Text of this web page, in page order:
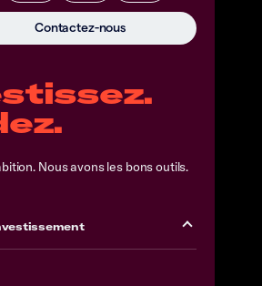
Nous avons les bons outils.